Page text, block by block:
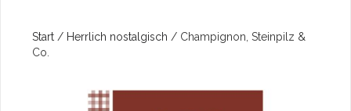
Start / Herrlich nostalgisch / Champignon, Steinpilz &
Co.